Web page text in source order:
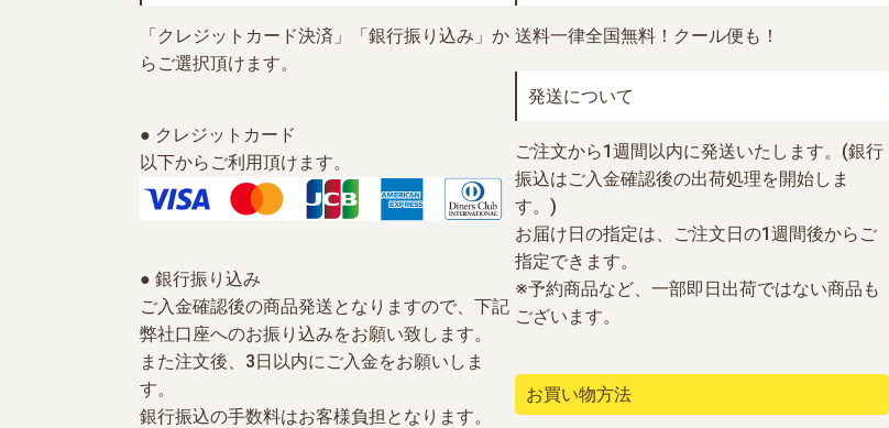
「クレジットカード決済」「銀行振り込み」か
らご選択頂けます。
● クレジットカード
以下からご利用頂けます。
● 銀行振り込み
ご入金確認後の商品発送となりますので、下記
弊社口座へのお振り込みをお願い致します。
また注文後、3日以内にご入金をお願いしま
す。
銀行振込の手数料はお客様負担となります。
送料一律全国無料！ クール便も！
発送について
ご注文から1週間以内に発送いたします。(銀行
振込はご入金確認後の出荷処理を開始しま
す。)
お届け日の指定は、ご注文日の1週間後からご
指定できます。
※予約商品など、一部即日出荷ではない商品も
ございます。
お買い物方法